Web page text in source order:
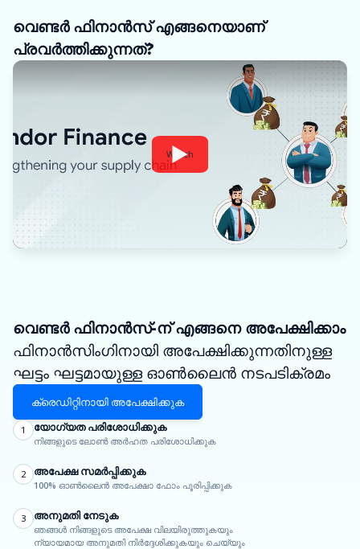
വെണ്ടർ ഫിനാൻസ് എങ്ങനെയാണ്
പ്രവർത്തിക്കുന്നത്?
Watch
വെണ്ടർ ഫിനാൻസ്-ന് എങ്ങനെ അപേക്ഷിക്കാം
ഫിനാൻസിംഗിനായി അപേക്ഷിക്കുന്നതിനുള്ള
ഘട്ടം ഘട്ടമായുള്ള ഓൺലൈൻ നടപടിക്രമം
ക്രെഡിറ്റിനായി അപേക്ഷിക്കുക
1 യോഗ്യത പരിശോധിക്കുക
നിങ്ങളുടെ ലോൺ അർഹത പരിശോധിക്കുക
2 അപേക്ഷ സമർപ്പിക്കുക
100% ഓൺലൈൻ അപേക്ഷാ ഫോം പൂരിപ്പിക്കുക
3 അനുമതി നേടുക
ഞങ്ങൾ നിങ്ങളുടെ അപേക്ഷ വിലയിരുത്തുകയും
ന്യായമായ അനുമതി നിർദ്ദേശിക്കുകയും ചെയ്യും